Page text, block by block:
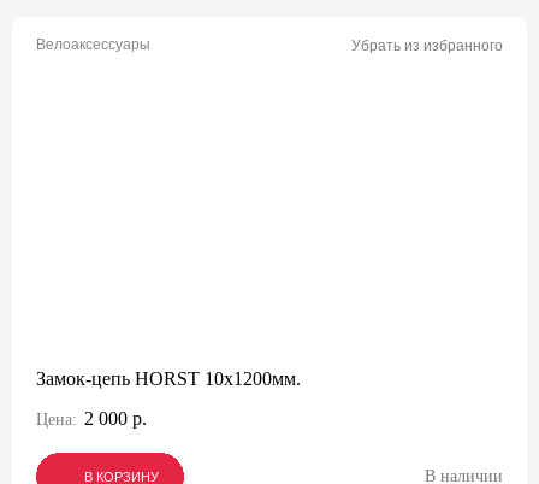
Велоаксессуары Убрать из избранного
Замок-цепь HORST 10x1200мм.
Цена: 2 000 р.
В КОРЗИНУ
В КОРЗИНУ
В КОРЗИНУ В наличии